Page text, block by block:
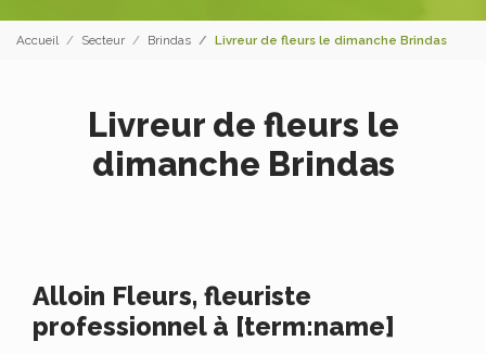
Accueil Secteur Brindas Livreur de fleurs le dimanche Brindas
Livreur de fleurs le
dimanche Brindas
Alloin Fleurs, fleuriste
professionnel à [term:name]